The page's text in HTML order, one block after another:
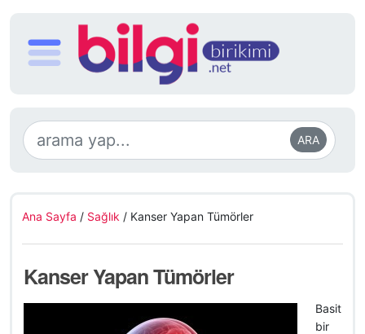
ARA
Ana Sayfa / Sağlık / Kanser Yapan Tümörler
Kanser Yapan Tümörler
Basit
bir